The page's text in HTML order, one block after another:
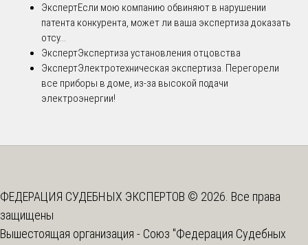
ЭкспертЕсли мою компанию обвиняют в нарушении
патента конкурента, может ли ваша экспертиза доказать
отсу...
ЭкспертЭкспертиза установления отцовства
ЭкспертЭлектротехническая экспертиза. Перегорели
все приборы в доме, из-за высокой подачи
электроэнергии!
ФЕДЕРАЦИЯ СУДЕБНЫХ ЭКСПЕРТОВ © 2026. Все права
защищены
Вышестоящая организация - Союз "Федерация Судебных